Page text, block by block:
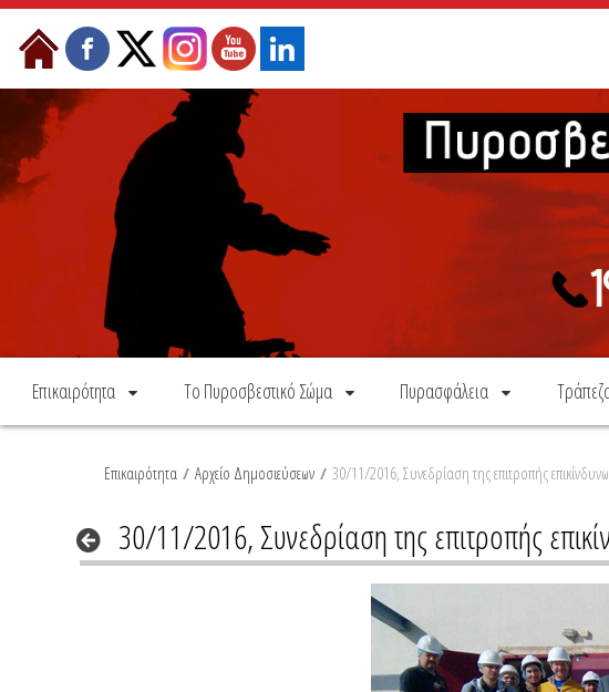
Skip to Content
Επικαιρότητα Το Πυροσβεστικό Σώμα Πυρασφάλεια
Επικαιρότητα / Αρχείο Δημοσιεύσεων / 30/11/2016, Συνεδρίαση της επιτροπής
30/11/2016, Συνεδρίαση της επιτροπής